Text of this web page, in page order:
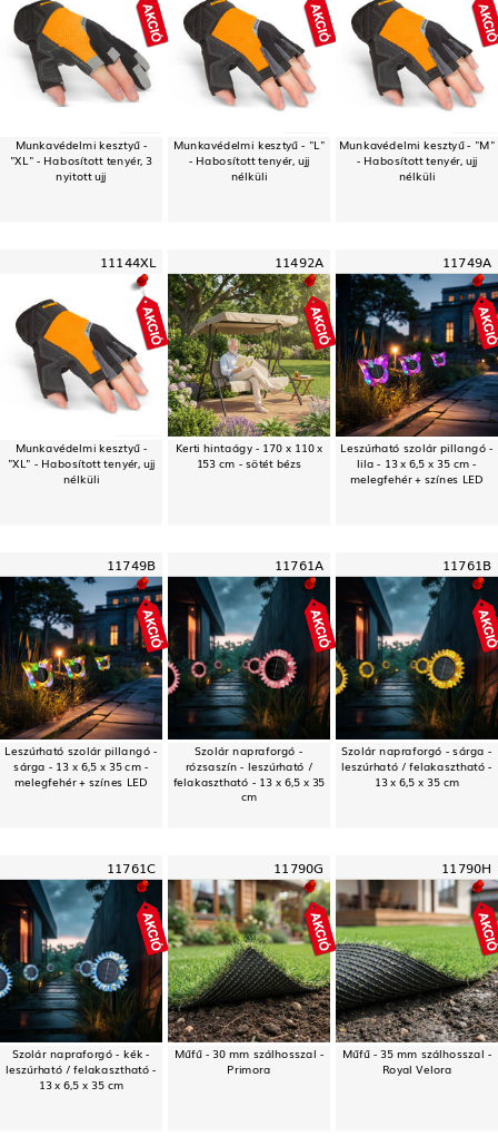
Munkavédelmi kesztyű -
"XL" - Habosított tenyér, 3
nyitott ujj
Munkavédelmi kesztyű - "L"
- Habosított tenyér, ujj
nélküli
Munkavédelmi kesztyű - "M"
- Habosított tenyér, ujj
nélküli
11144XL
Munkavédelmi kesztyű -
"XL" - Habosított tenyér, ujj
nélküli
11492A
Kerti hintaágy - 170 x 110 x
153 cm - sötét bézs
11749A
Leszúrható szolár pillangó -
lila - 13 x 6,5 x 35 cm -
melegfehér + színes LED
11749B
Leszúrható szolár pillangó -
sárga - 13 x 6,5 x 35 cm -
melegfehér + színes LED
11761A
Szolár napraforgó -
rózsaszín - leszúrható /
felakasztható - 13 x 6,5 x 35
cm
11761B
Szolár napraforgó - sárga -
leszúrható / felakasztható -
13 x 6,5 x 35 cm
11761C
Szolár napraforgó - kék -
leszúrható / felakasztható -
13 x 6,5 x 35 cm
11790G
Műfű - 30 mm szálhosszal -
Primora
11790H
Műfű - 35 mm szálhosszal -
Royal Velora